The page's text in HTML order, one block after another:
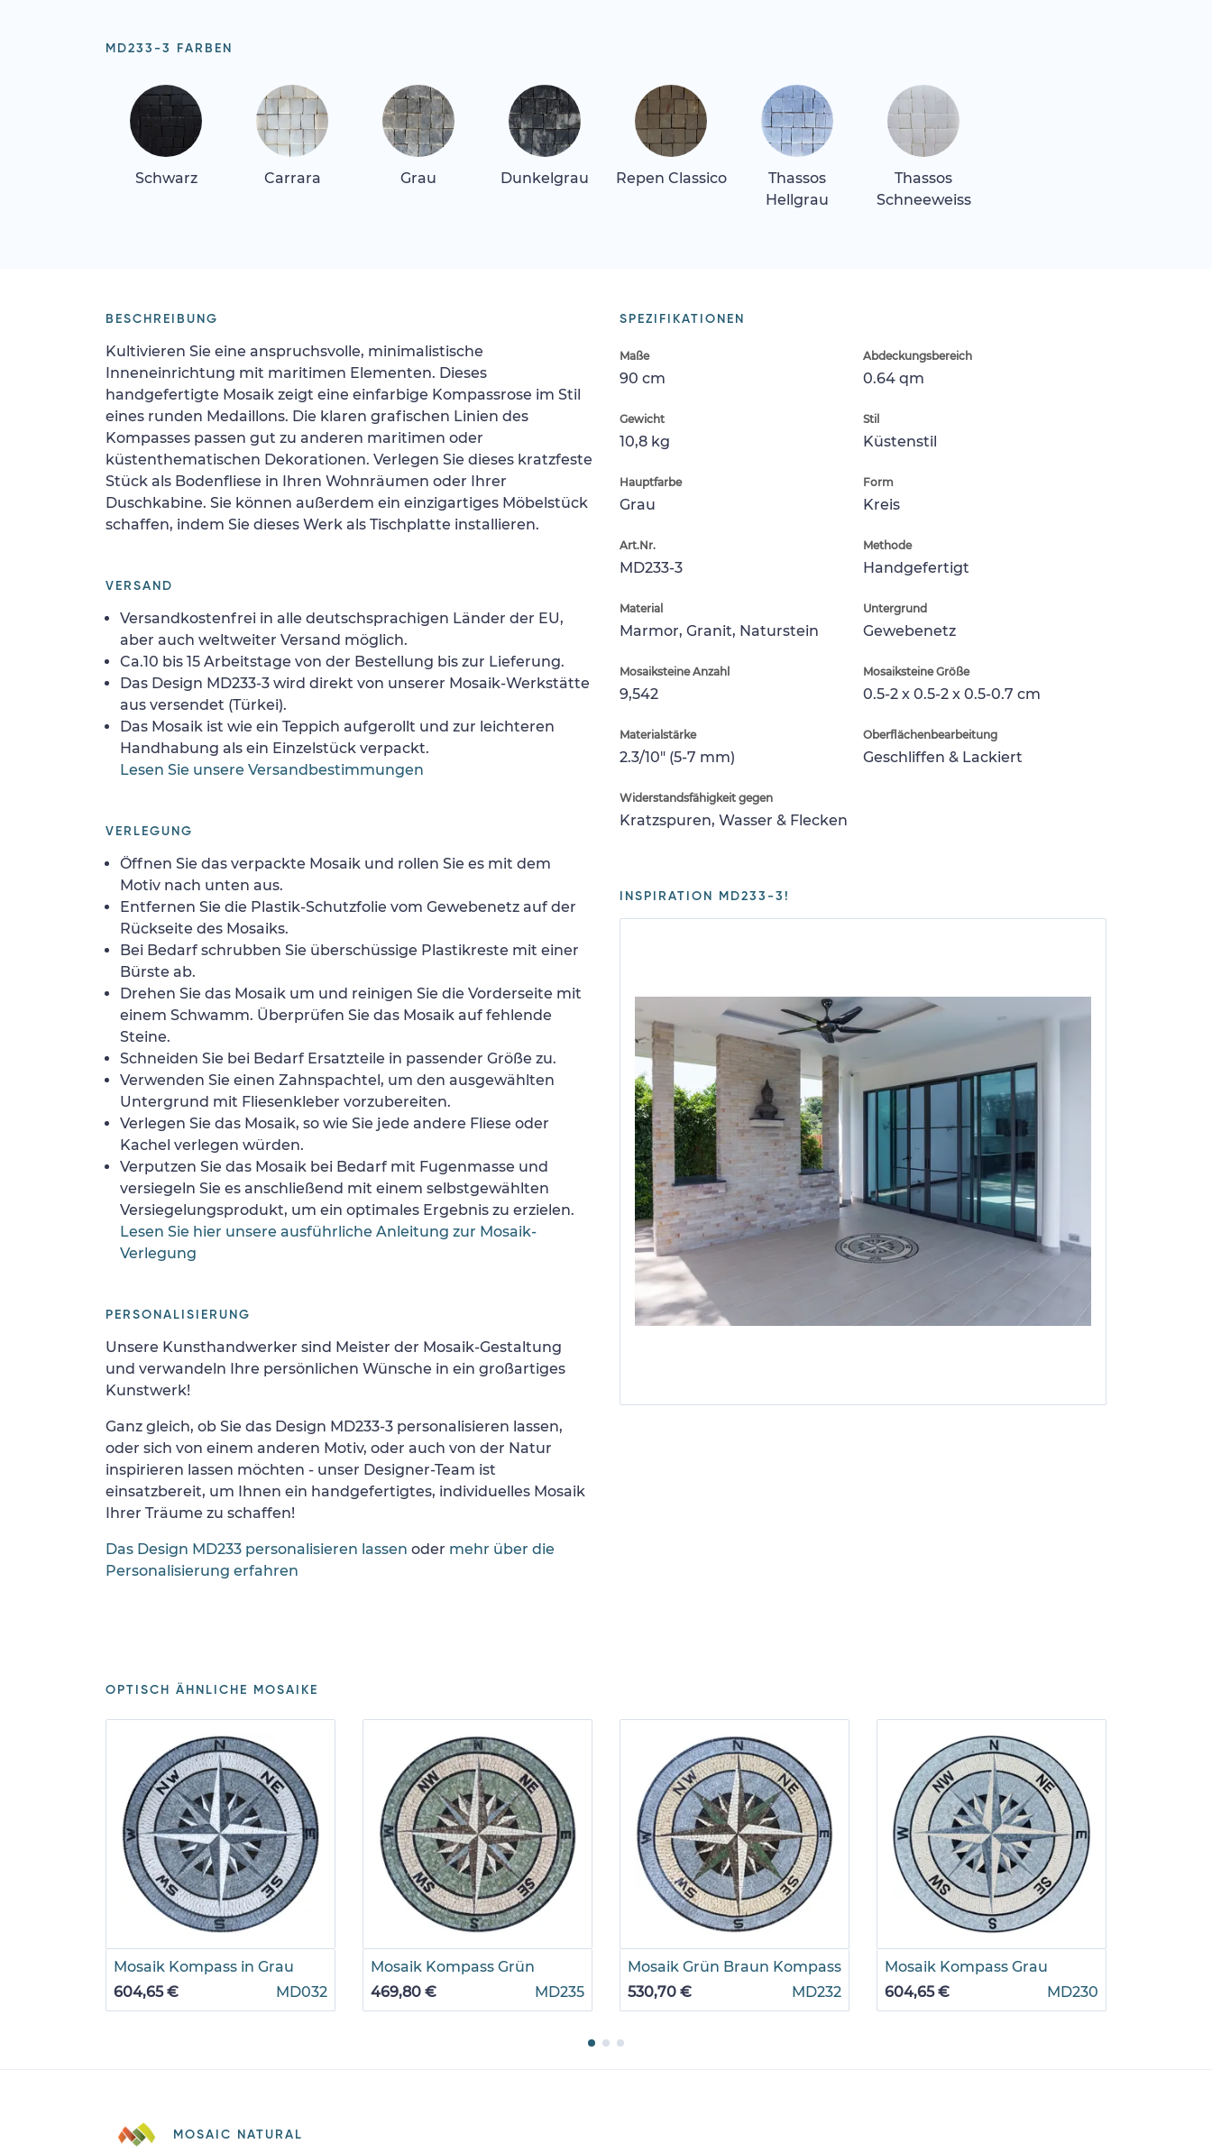
MD233-3 FARBEN
Schwarz Carrara Grau Dunkelgrau Repen Classico
Thassos
Hellgrau
Thassos
Schneeweiss
SPEZIFIKATIONEN
Maße
90 cm
Abdeckungsbereich
0.64 qm
Gewicht
10,8 kg
Stil
Küstenstil
Hauptfarbe
Grau
Form
Kreis
Art.Nr.
MD233-3
Methode
Handgefertigt
Material
Marmor, Granit, Naturstein
Untergrund
Gewebenetz
Mosaiksteine Anzahl
9,542
Mosaiksteine Größe
0.5-2 x 0.5-2 x 0.5-0.7 cm
Materialstärke
2.3/10" (5-7 mm)
Oberflächenbearbeitung
Geschliffen & Lackiert
Widerstandsfähigkeit gegen
Kratzspuren, Wasser & Flecken
INSPIRATION MD233-3!
BESCHREIBUNG
Kultivieren Sie eine anspruchsvolle, minimalistische
Inneneinrichtung mit maritimen Elementen. Dieses
handgefertigte Mosaik zeigt eine einfarbige Kompassrose im Stil
eines runden Medaillons. Die klaren grafischen Linien des
Kompasses passen gut zu anderen maritimen oder
küstenthematischen Dekorationen. Verlegen Sie dieses kratzfeste
Stück als Bodenfliese in Ihren Wohnräumen oder Ihrer
Duschkabine. Sie können außerdem ein einzigartiges Möbelstück
schaffen, indem Sie dieses Werk als Tischplatte installieren.
VERSAND
Versandkostenfrei in alle deutschsprachigen Länder der EU,
aber auch weltweiter Versand möglich.
Ca.10 bis 15 Arbeitstage von der Bestellung bis zur Lieferung.
Das Design MD233-3 wird direkt von unserer Mosaik-Werkstätte
aus versendet (Türkei).
Das Mosaik ist wie ein Teppich aufgerollt und zur leichteren
Handhabung als ein Einzelstück verpackt.
Lesen Sie unsere Versandbestimmungen
VERLEGUNG
Öffnen Sie das verpackte Mosaik und rollen Sie es mit dem
Motiv nach unten aus.
Entfernen Sie die Plastik-Schutzfolie vom Gewebenetz auf der
Rückseite des Mosaiks.
Bei Bedarf schrubben Sie überschüssige Plastikreste mit einer
Bürste ab.
Drehen Sie das Mosaik um und reinigen Sie die Vorderseite mit
einem Schwamm. Überprüfen Sie das Mosaik auf fehlende
Steine.
Schneiden Sie bei Bedarf Ersatzteile in passender Größe zu.
Verwenden Sie einen Zahnspachtel, um den ausgewählten
Untergrund mit Fliesenkleber vorzubereiten.
Verlegen Sie das Mosaik, so wie Sie jede andere Fliese oder
Kachel verlegen würden.
Verputzen Sie das Mosaik bei Bedarf mit Fugenmasse und
versiegeln Sie es anschließend mit einem selbstgewählten
Versiegelungsprodukt, um ein optimales Ergebnis zu erzielen.
Lesen Sie hier unsere ausführliche Anleitung zur Mosaik-
Verlegung
PERSONALISIERUNG
Unsere Kunsthandwerker sind Meister der Mosaik-Gestaltung
und verwandeln Ihre persönlichen Wünsche in ein großartiges
Kunstwerk!
Ganz gleich, ob Sie das Design MD233-3 personalisieren lassen,
oder sich von einem anderen Motiv, oder auch von der Natur
inspirieren lassen möchten - unser Designer-Team ist
einsatzbereit, um Ihnen ein handgefertigtes, individuelles Mosaik
Ihrer Träume zu schaffen!
Das Design MD233 personalisieren lassen oder mehr über die
Personalisierung erfahren
OPTISCH ÄHNLICHE MOSAIKE
Mosaik Kompass in Grau
604,65 €
MD032
Mosaik Kompass Grün
469,80 €
MD235
Mosaik Grün Braun Kompass
530,70 €
MD232
Mosaik Kompass Grau
604,65 €
MD230
MOSAIC NATURAL